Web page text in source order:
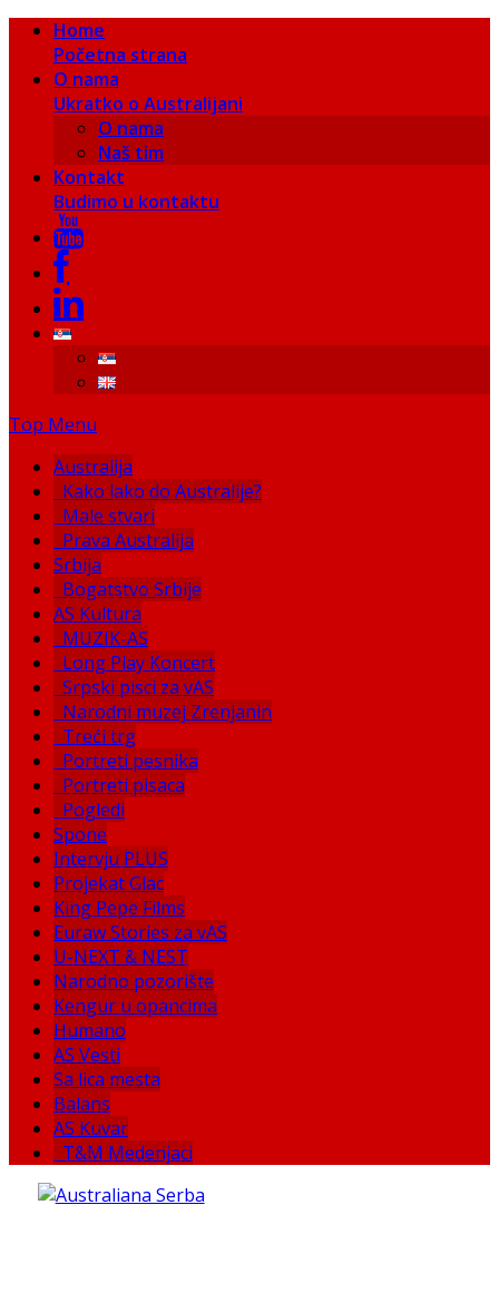
Home
Početna strana
O nama
Ukratko o Australijani
O nama
Naš tim
Kontakt
Budimo u kontaktu
Top Menu
Australija
Kako lako do Australije?
Male stvari
Prava Australija
Srbija
Bogatstvo Srbije
AS Kultura
MUZIK-AS
Long Play Koncert
Srpski pisci za vAS
Narodni muzej Zrenjanin
Treći trg
Portreti pesnika
Portreti pisaca
Pogledi
Spone
Intervju PLUS
Projekat Glac
King Pepe Films
Euraw Stories za vAS
U-NEXT & NEST
Narodno pozorište
Kengur u opancima
Humano
AS Vesti
Sa lica mesta
Balans
AS Kuvar
T&M Medenjaci